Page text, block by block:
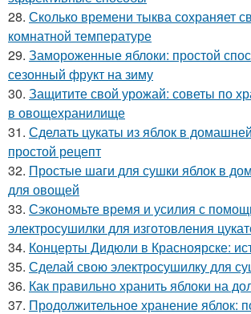
28. Сколько времени тыква сохраняет
комнатной температуре
29. Замороженные яблоки: простой
сезонный фрукт на зиму
30. Защитите свой урожай: советы по
в овощехранилище
31. Сделать цукаты из яблок в
простой рецепт
32. Простые шаги для сушки яблок в
для овощей
33. Сэкономьте время и усилия с
электросушилки для изготовления
34. Концерты Дидюли в Красноярске:
35. Сделай свою электросушилку для
36. Как правильно хранить яблоки на
37. Продолжительное хранение яблок: